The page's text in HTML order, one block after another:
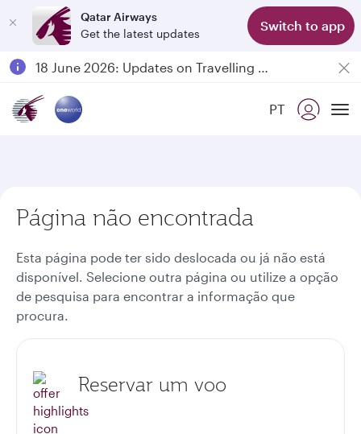
Qatar Airways
Get the latest updates
Switch to app
Passengers flying between Doha and Auckland on QR914 and QR915
18 June 2026: Updates on Travelling with Power Banks
PT
Página não encontrada
Esta página pode ter sido deslocada ou já não está
disponível. Selecione outra página ou utilize a opção
de pesquisa para encontrar a informação que
procura.
Reservar um voo